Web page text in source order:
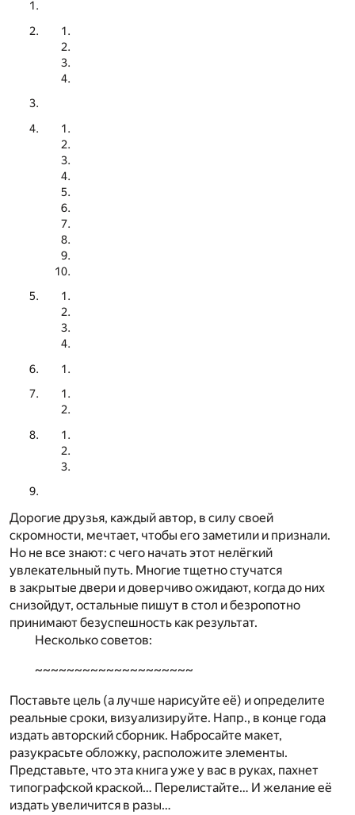
Дорогие друзья, каждый автор, в силу своей
скромности, мечтает, чтобы его заметили и признали.
Но не все знают: с чего начать этот нелёгкий
увлекательный путь. Многие тщетно стучатся
в закрытые двери и доверчиво ожидают, когда до них
снизойдут, остальные пишут в стол и безропотно
принимают безуспешность как результат.
Несколько советов:
~~~~~~~~~~~~~~~~~~~~
Поставьте цель (а лучше нарисуйте её) и определите
реальные сроки, визуализируйте. Напр., в конце года
издать авторский сборник. Набросайте макет,
разукрасьте обложку, расположите элементы.
Представьте, что эта книга уже у вас в руках, пахнет
типографской краской… Перелистайте… И желание её
издать увеличится в разы…